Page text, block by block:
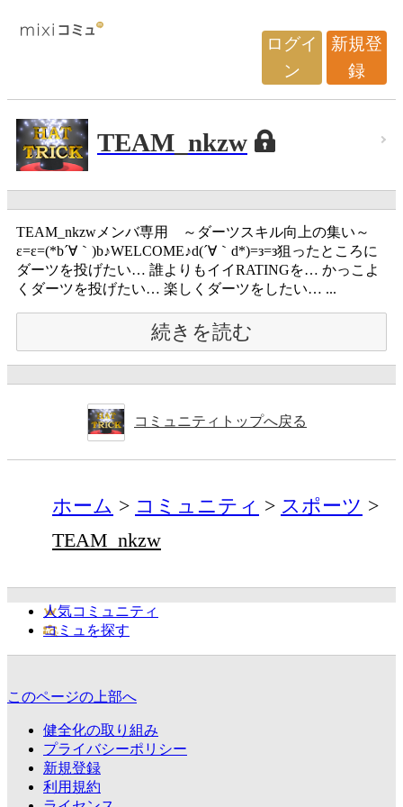
ログイ
ン
新規登
録
TEAM_nkzw
TEAM_nkzwメンバ専用 ～ダーツスキル向上の集い～
ε=ε=(*b´∀｀)b♪WELCOME♪d(´∀｀d*)=з=з狙ったところに
ダーツを投げたい… 誰よりもイイRATINGを… かっこよ
くダーツを投げたい… 楽しくダーツをしたい… ...
続きを読む
コミュニティトップへ戻る
ホーム コミュニティ
スポーツ
TEAM_nkzw
人気コミュニティ
コミュを探す
このページの上部へ
健全化の取り組み
プライバシーポリシー
新規登録
利用規約